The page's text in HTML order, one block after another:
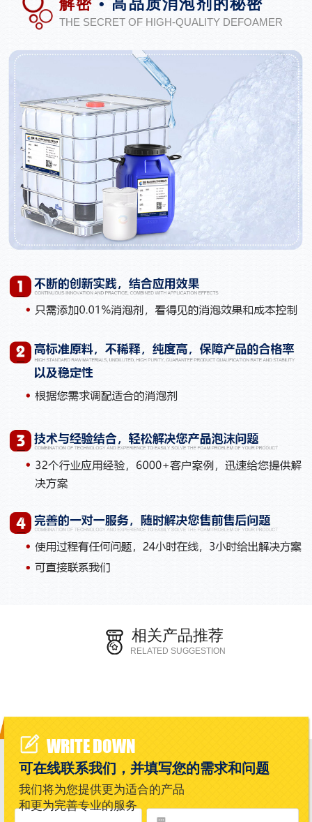
解密 • 高品质消泡剂的秘密
THE SECRET OF HIGH-QUALITY DEFOAMER
相关产品推荐
RELATED SUGGESTION
WRITE DOWN
可在线联系我们，并填写您的需求和问题
我们将为您提供更为适合的产品
和更为完善专业的服务